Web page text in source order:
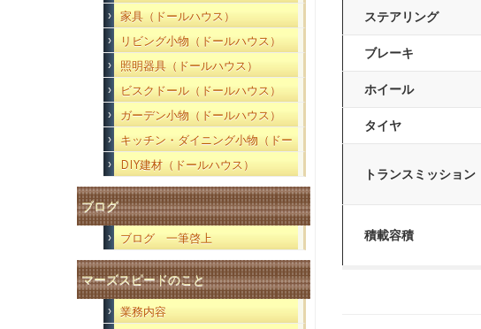
家具（ドールハウス）
リビング小物（ドールハウス）
照明器具（ドールハウス）
ビスクドール（ドールハウス）
ガーデン小物（ドールハウス）
キッチン・ダイニング小物（ドー
ルハウス）
DIY建材（ドールハウス）
ブログ
ブログ 一筆啓上
マーズスピードのこと
業務内容
ステアリング
ブレーキ
ホイール
タイヤ
トランスミッション
積載容積